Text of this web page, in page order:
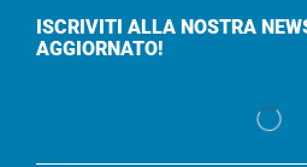
ISCRIVITI ALLA NOSTRA
AGGIORNATO!